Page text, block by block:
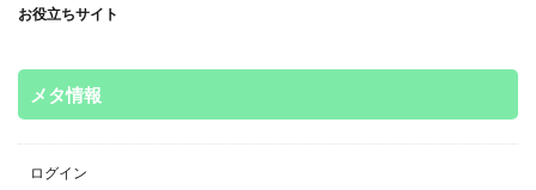
お役立ちサイト
メタ情報
ログイン